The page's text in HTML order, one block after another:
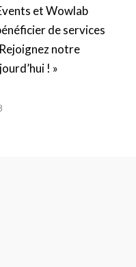
et Wowlab
de services
notre
! »